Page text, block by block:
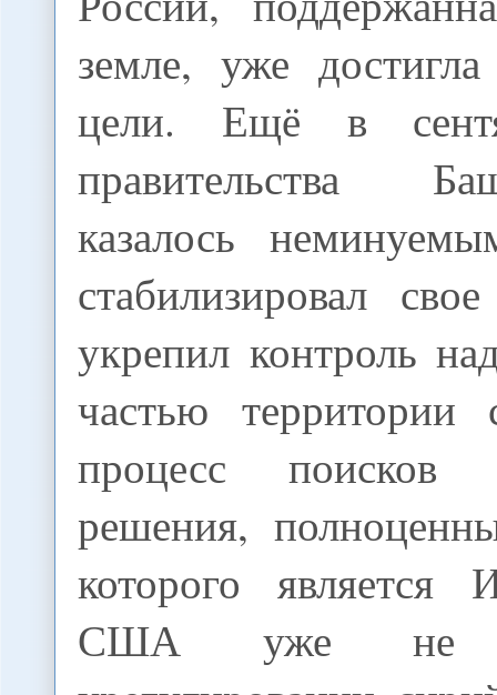
земле, уже
цели. Ещё в
правительства
казалось
стабилизировал
укрепил контроль
частью территории
процесс поисков
решения,
которого
США уже не